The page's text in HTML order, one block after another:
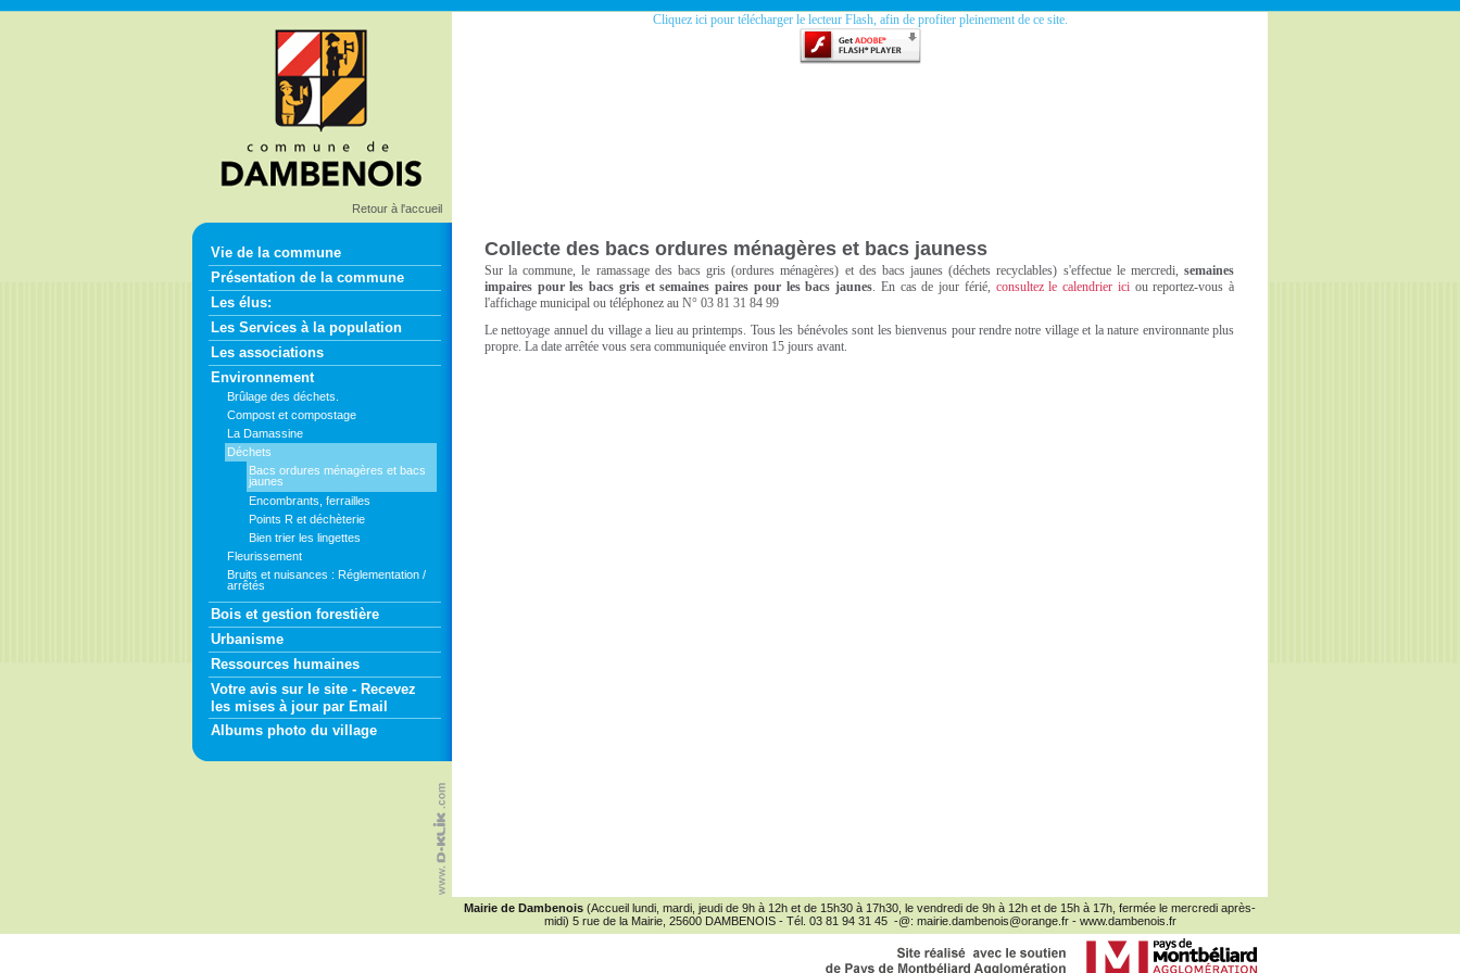
Retour à l'accueil
Vie de la commune
Présentation de la commune
Les élus:
Les Services à la population
Les associations
Environnement
Brûlage des déchets.
Compost et compostage
La Damassine
Déchets
Bacs ordures ménagères et bacs
jaunes
Encombrants, ferrailles
Points R et déchèterie
Bien trier les lingettes
Fleurissement
Bruits et nuisances : Réglementation /
arrêtés
Bois et gestion forestière
Urbanisme
Ressources humaines
Votre avis sur le site - Recevez
les mises à jour par Email
Albums photo du village
Cliquez ici pour télécharger le lecteur Flash, afin de profiter pleinement de ce site.
Collecte des bacs ordures ménagères et bacs jauness
Sur la commune, le ramassage des bacs gris (ordures ménagères) et des bacs jaunes (déchets recyclables) s'effectue le mercredi, semaines
impaires pour les bacs gris et semaines paires pour les bacs jaunes. En cas de jour férié, consultez le calendrier iciou reportez-vous à
l'affichage municipal ou téléphonez au N° 03 81 31 84 99
Le nettoyage annuel du village a lieu au printemps. Tous les bénévoles sont les bienvenus pour rendre notre village et la nature environnante plus
propre. La date arrêtée vous sera communiquée environ 15 jours avant.
Mairie de Dambenois (Accueil lundi, mardi, jeudi de 9h à 12h et de 15h30 à 17h30, le vendredi de 9h à 12h et de 15h à 17h, fermée le mercredi après-
midi) 5 rue de la Mairie, 25600 DAMBENOIS - Tél. 03 81 94 31 45 -@: mairie.dambenois@orange.fr- www.dambenois.fr